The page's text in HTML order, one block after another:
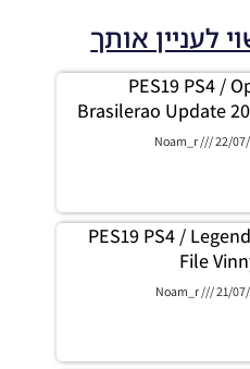
לעניין אותך
PES19 PS4 /
Brasilerao Update
Noam_r 22/
PES19 PS4 /
File
Noam_r 21/